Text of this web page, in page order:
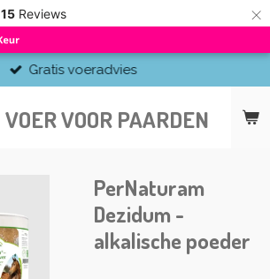
15 Reviews ×
VOER VOOR PAARDEN
Gratis voeradvies
PerNaturam
Dezidum -
alkalische poeder